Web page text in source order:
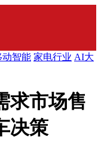
动智能 家电行业 AI大
求市场售
决策